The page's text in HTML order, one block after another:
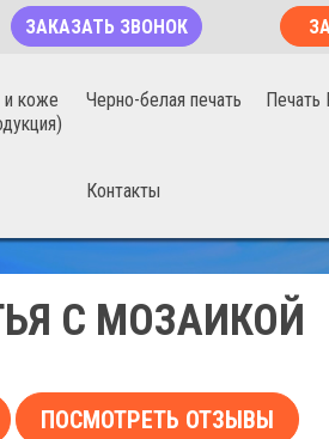
ЗАКАЗАТЬ ЗВОНОК
и коже
Черно-белая печать Печать
Контакты
С МОЗАИКОЙ
ПОСМОТРЕТЬ ОТЗЫВЫ